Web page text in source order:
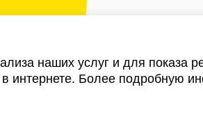
наших услуг и для показа
интернете. Более подробную